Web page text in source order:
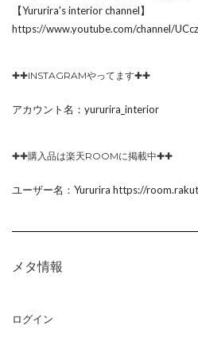
【Yururira's interior channel】
https://www.youtube.com/channel/
✚✚INSTAGRAMやってます✚✚
アカウント名：yururira_interior
✚✚購入品は楽天ROOMに掲載中✚✚
ユーザー名：Yururira https://
メタ情報
ログイン